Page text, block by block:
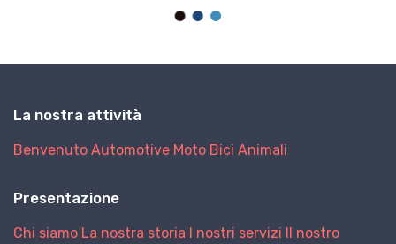
La nostra attività
Benvenuto Automotive Moto Bici Animali
Presentazione
Chi siamo La nostra storia I nostri servizi Il nostro